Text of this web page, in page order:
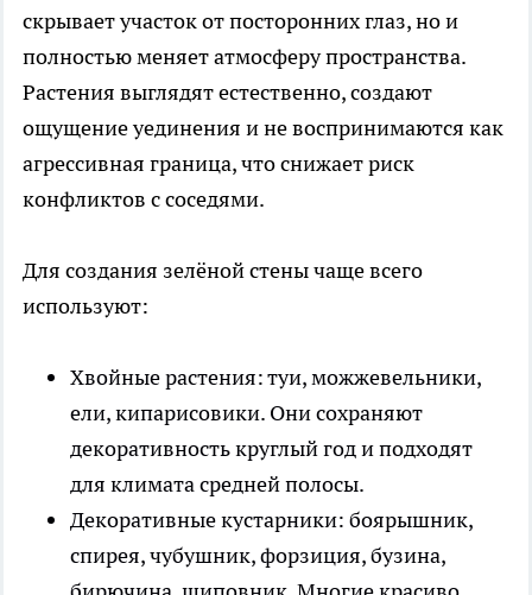
скрывает участок от посторонних глаз, но и
полностью меняет атмосферу пространства.
Растения выглядят естественно, создают
ощущение уединения и не воспринимаются как
агрессивная граница, что снижает риск
конфликтов с соседями.
Для создания зелёной стены чаще всего
используют:
Хвойные растения: туи, можжевельники,
ели, кипарисовики. Они сохраняют
декоративность круглый год и подходят
для климата средней полосы.
Декоративные кустарники: боярышник,
спирея, чубушник, форзиция, бузина,